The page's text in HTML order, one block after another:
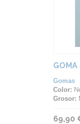
GOMA
Gomas
Color:
Grosor:
69,90